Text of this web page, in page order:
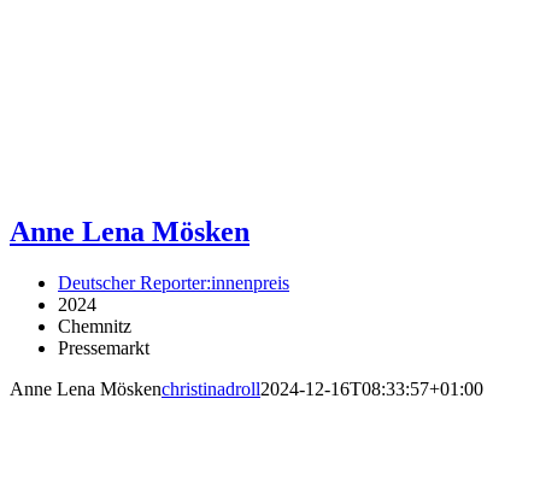
Anne Lena Mösken
Deutscher Reporter:innenpreis
2024
Chemnitz
Pressemarkt
Anne Lena Möskenchristinadroll2024-12-16T08:33:57+01:00